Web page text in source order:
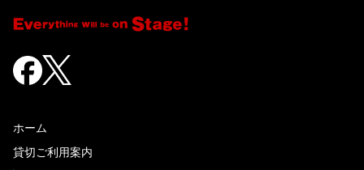
ホーム
貸切ご利用案内